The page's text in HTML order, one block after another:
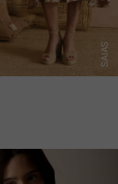
SAIAS